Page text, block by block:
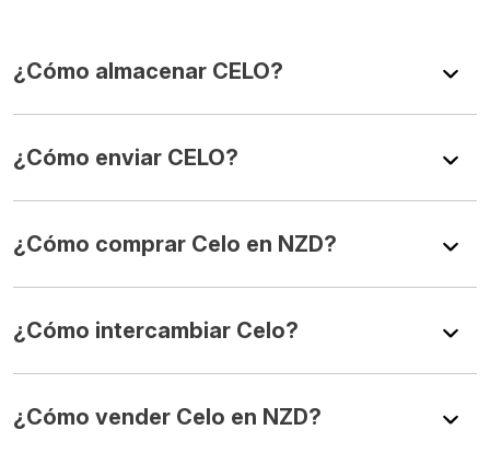
¿Cómo almacenar CELO?
¿Cómo enviar CELO?
¿Cómo comprar Celo en NZD?
¿Cómo intercambiar Celo?
¿Cómo vender Celo en NZD?